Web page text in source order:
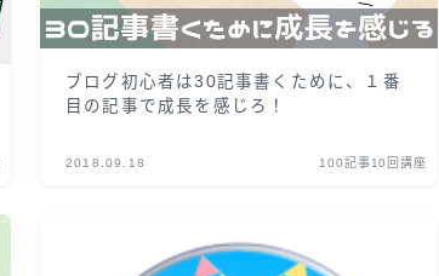
ブログ初心者は30記事書くために、１番
目の記事で成長を感じろ！
2018.09.18 100記事10回講座